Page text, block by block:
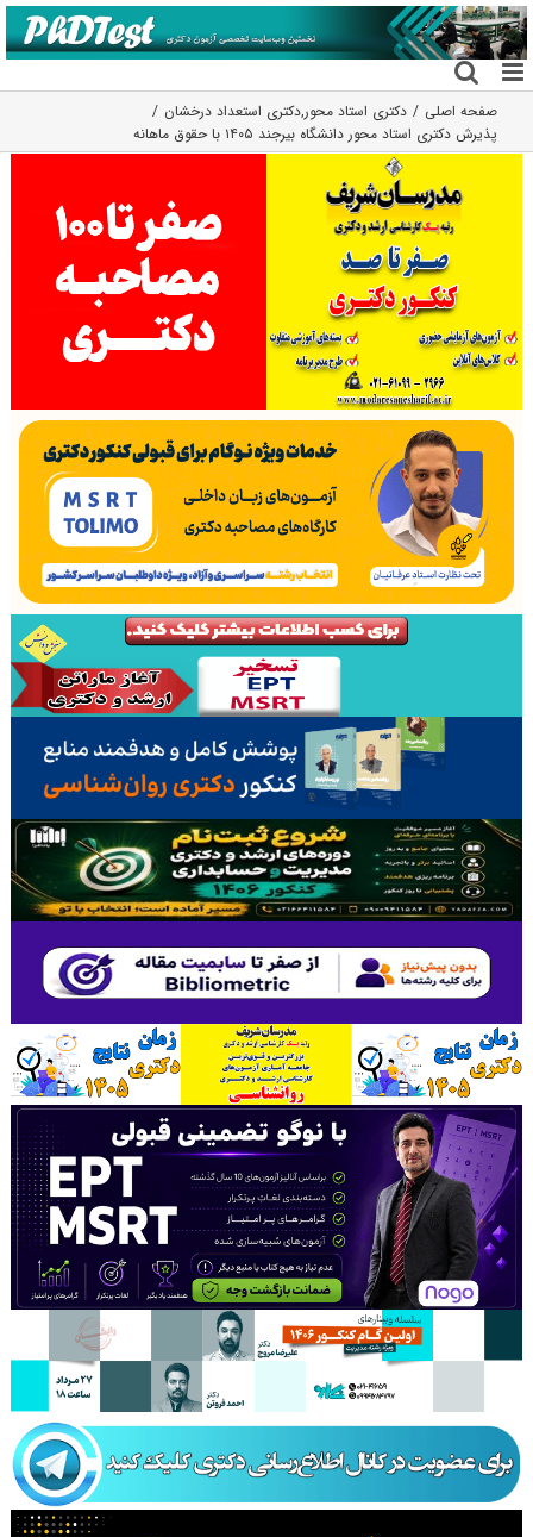
رفتن
به
محتوا
صفحه اصلی دکتری استاد محور,دکتری استعداد درخشان
پذیرش دکتری استاد محور دانشگاه بیرجند ۱۴۰۵ با حقوق ماهانه